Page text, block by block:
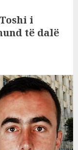
i
të dalë